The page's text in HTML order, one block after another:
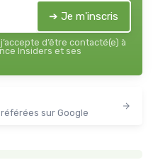
➔ Je m'inscris
d’être contacté(e) à
Insiders et ses
sur Google